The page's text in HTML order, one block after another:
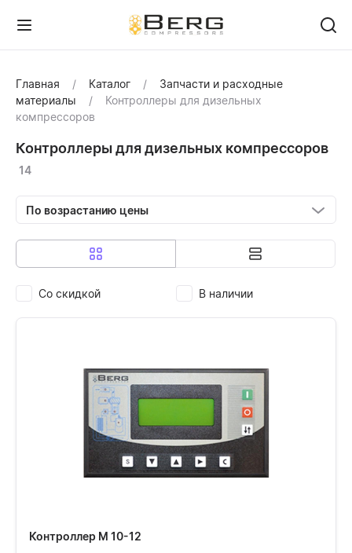
Главная Каталог
Запчасти и расходные
материалы
Контроллеры для дизельных
компрессоров
Контроллеры для дизельных компрессоров
14
По возрастанию цены
Со скидкой В наличии
Контроллер М 10-12